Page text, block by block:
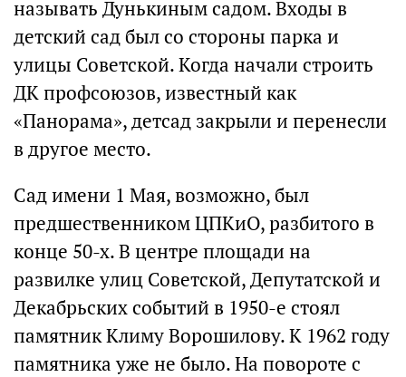
называть Дунькиным садом. Входы в
детский сад был со стороны парка и
улицы Советской. Когда начали строить
ДК профсоюзов, известный как
«Панорама», детсад закрыли и перенесли
в другое место.
Сад имени 1 Мая, возможно, был
предшественником ЦПКиО, разбитого в
конце 50-х. В центре площади на
развилке улиц Советской, Депутатской и
Декабрьских событий в 1950-е стоял
памятник Климу Ворошилову. К 1962 году
памятника уже не было. На повороте с